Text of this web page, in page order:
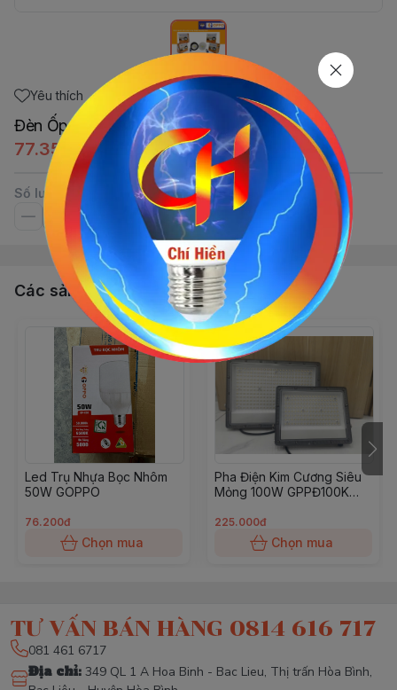
Yêu thích
Đèn Ốp Bơ Vỏ Đen 7w - 3CĐ GOPPO
77.350đ
Số lượng
Các sản phẩm, dịch vụ khác
Led Trụ Nhựa Bọc Nhôm
50W GOPPO
76.200đ
Chọn mua
Pha Điện Kim Cương Siêu
Mỏng 100W GPPĐ100K
225.000đ
Chọn mua
TƯ VẤN BÁN HÀNG 0814 616 717
081 461 6717
Địa chỉ: 349 QL 1 A Hoa Binh - Bac Lieu, Thị trấn Hòa Bình,